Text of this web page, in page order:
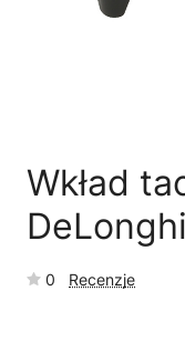
Wkład
DeLonghi
0 Recenzje